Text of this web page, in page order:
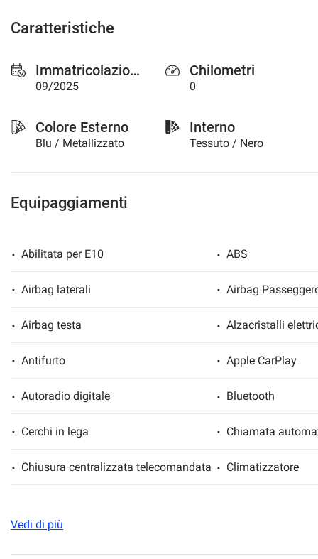
Caratteristiche
Immatricolazione
09/2025
Chilometri
0
Colore Esterno
Blu / Metallizzato
Interno
Tessuto / Nero
Equipaggiamenti
Abilitata per E10 ABS
Airbag laterali Airbag
Airbag testa Alzacristalli
Antifurto Apple CarPlay
Autoradio digitale Bluetooth
Cerchi in lega Chiamata
Chiusura centralizzata telecomandata Climatizzatore
Vedi di più
strumenti
si
rimanda
policy.
Puoi
e
le
tue
qualsiasi
Cookie delle preferenze
Cookie analitici